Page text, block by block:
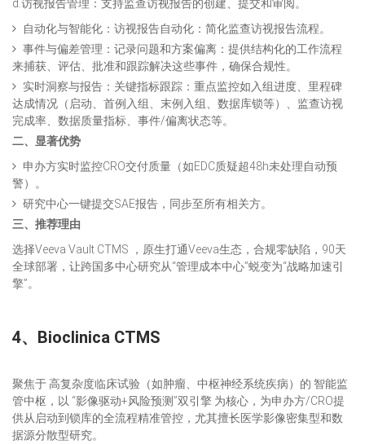
d.访视报告管理：支持监查访视报告的创建、提交和审阅。
自动化与智能化：访视报告自动化：简化监查访视报告流程。
事件与偏差管理：记录问题和方案偏离：提供结构化的工作流程
来捕获、评估、批准和跟踪解决这些事件，确保合规性。
实时洞察与报告：关键指标跟踪：重点监控如入组进度、里程碑
达成情况（启动、首例入组、末例入组、数据库锁等）、监查访视
完成率、数据质量指标、事件/偏离状态等。
二、显著优势
申办方实时监控CRO交付质量（如EDC质疑超48h未处理自动预
警）。
研究中心一键提交SAE报告，同步至所有相关方。
三、推荐理由
选择Veeva Vault CTMS ，原生打通Veeva生态，合规零缺陷，90天
全球部署，让跨国多中心研究从“管理成本中心”蜕变为“战略加速引
擎”。
4、 Bioclinica CTMS
聚焦于 高复杂度临床试验（如肿瘤、中枢神经系统疾病）的 智能监
管中枢，以 “影像驱动+风险预测”双引擎 为核心，为申办方/CRO提
供从启动到锁库的全流程精准管控，尤其擅长医学影像密集型和数
据源分散型研究。